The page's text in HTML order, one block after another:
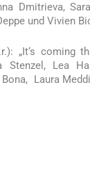
Dmitrieva,
und Vivien
„It‘s coming
Stenzel, Lea
Laura